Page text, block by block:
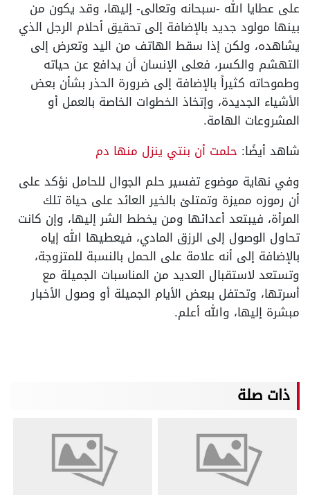
على عطايا الله -سبحانه وتعالى- إليها، وقد يكون من
بينها مولود جديد بالإضافة إلى تحقيق أحلام الرجل الذي
يشاهده، ولكن إذا سقط الهاتف من اليد وتعرض إلى
التهشم والكسر، فعلى الإنسان أن يدافع عن حياته
وطموحاته كثيراً بالإضافة إلى ضرورة الحذر بشأن بعض
الأشياء الجديدة، وإتخاذ الخطوات الخاصة بالعمل أو
المشروعات الهامة.
شاهد أيضًا: حلمت أن بنتي ينزل منها دم
وفي نهاية موضوع تفسير حلم الجوال للحامل نؤكد على
أن رموزه مميزة وتمتلئ بالخير العائد على حياة تلك
المرأة، فيبتعد أعدائها ومن يخطط الشر إليها، وإن كانت
تحاول الوصول إلى الرزق المادي، فيعطيها الله إياه
بالإضافة إلى أنه علامة على الحمل بالنسبة للمتزوجة،
وتستعد لاستقبال العديد من المناسبات الجميلة مع
أسرتها، وتحتفل ببعض الأيام الجميلة أو وصول الأخبار
مبشرة إليها، والله أعلم.
ذات صلة